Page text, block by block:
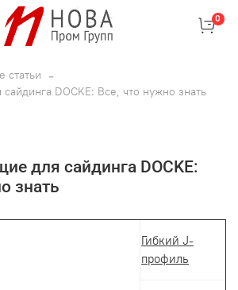
0
статьи
DOCKE: Все, что нужно знать
для сайдинга DOCKE:
знать
Гибкий J-
профиль